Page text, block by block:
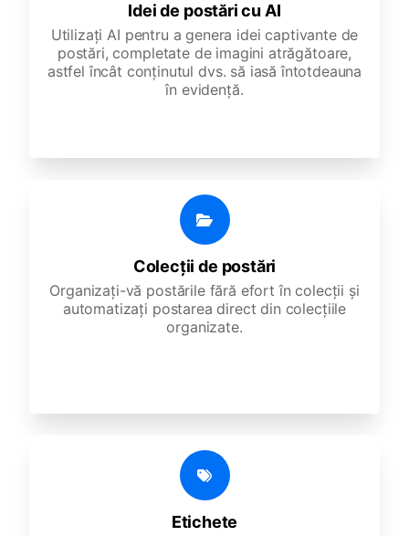
Idei de postări cu AI
Utilizați AI pentru a genera idei captivante de
postări, completate de imagini atrăgătoare,
astfel încât conținutul dvs. să iasă întotdeauna
în evidență.
Colecții de postări
Organizați-vă postările fără efort în colecții și
automatizați postarea direct din colecțiile
organizate.
Etichete